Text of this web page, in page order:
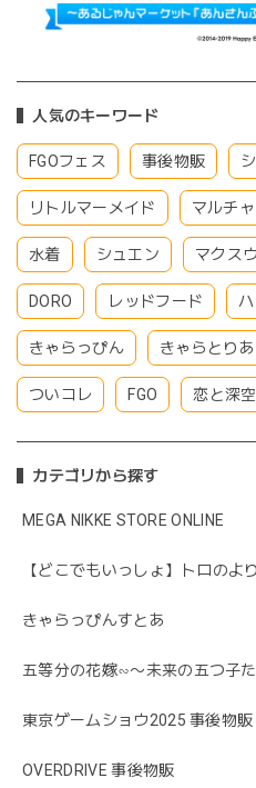
人気のキーワード
FGOフェス 事後物販
リトルマーメイド マルチ
水着 シュエン マクス
DORO レッドフード
きゃらっぴん きゃらとりあ
ついコレ FGO 恋と深空
カテゴリから探す
MEGA NIKKE STORE ONLINE
【どこでもいっしょ】トロのよ
きゃらっぴんすとあ
五等分の花嫁∽〜未来の五つ子
東京ゲームショウ2025 事後物
OVERDRIVE 事後物販